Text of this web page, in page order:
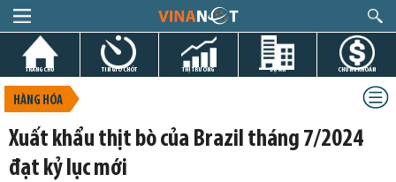
TRANG CHỦ TIN GIỜ CHÓT THỊ TRƯỜNG DỰ ÁN CHỨNG KHOÁN
HÀNG HÓA
Xuất khẩu thịt bò của Brazil tháng 7/2024
đạt kỷ lục mới